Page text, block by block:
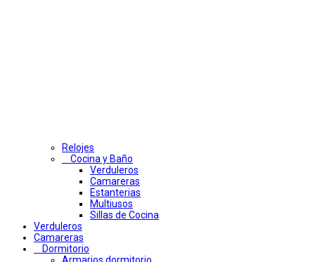
Relojes
Cocina y Baño
Verduleros
Camareras
Estanterias
Multiusos
Sillas de Cocina
Verduleros
Camareras
Dormitorio